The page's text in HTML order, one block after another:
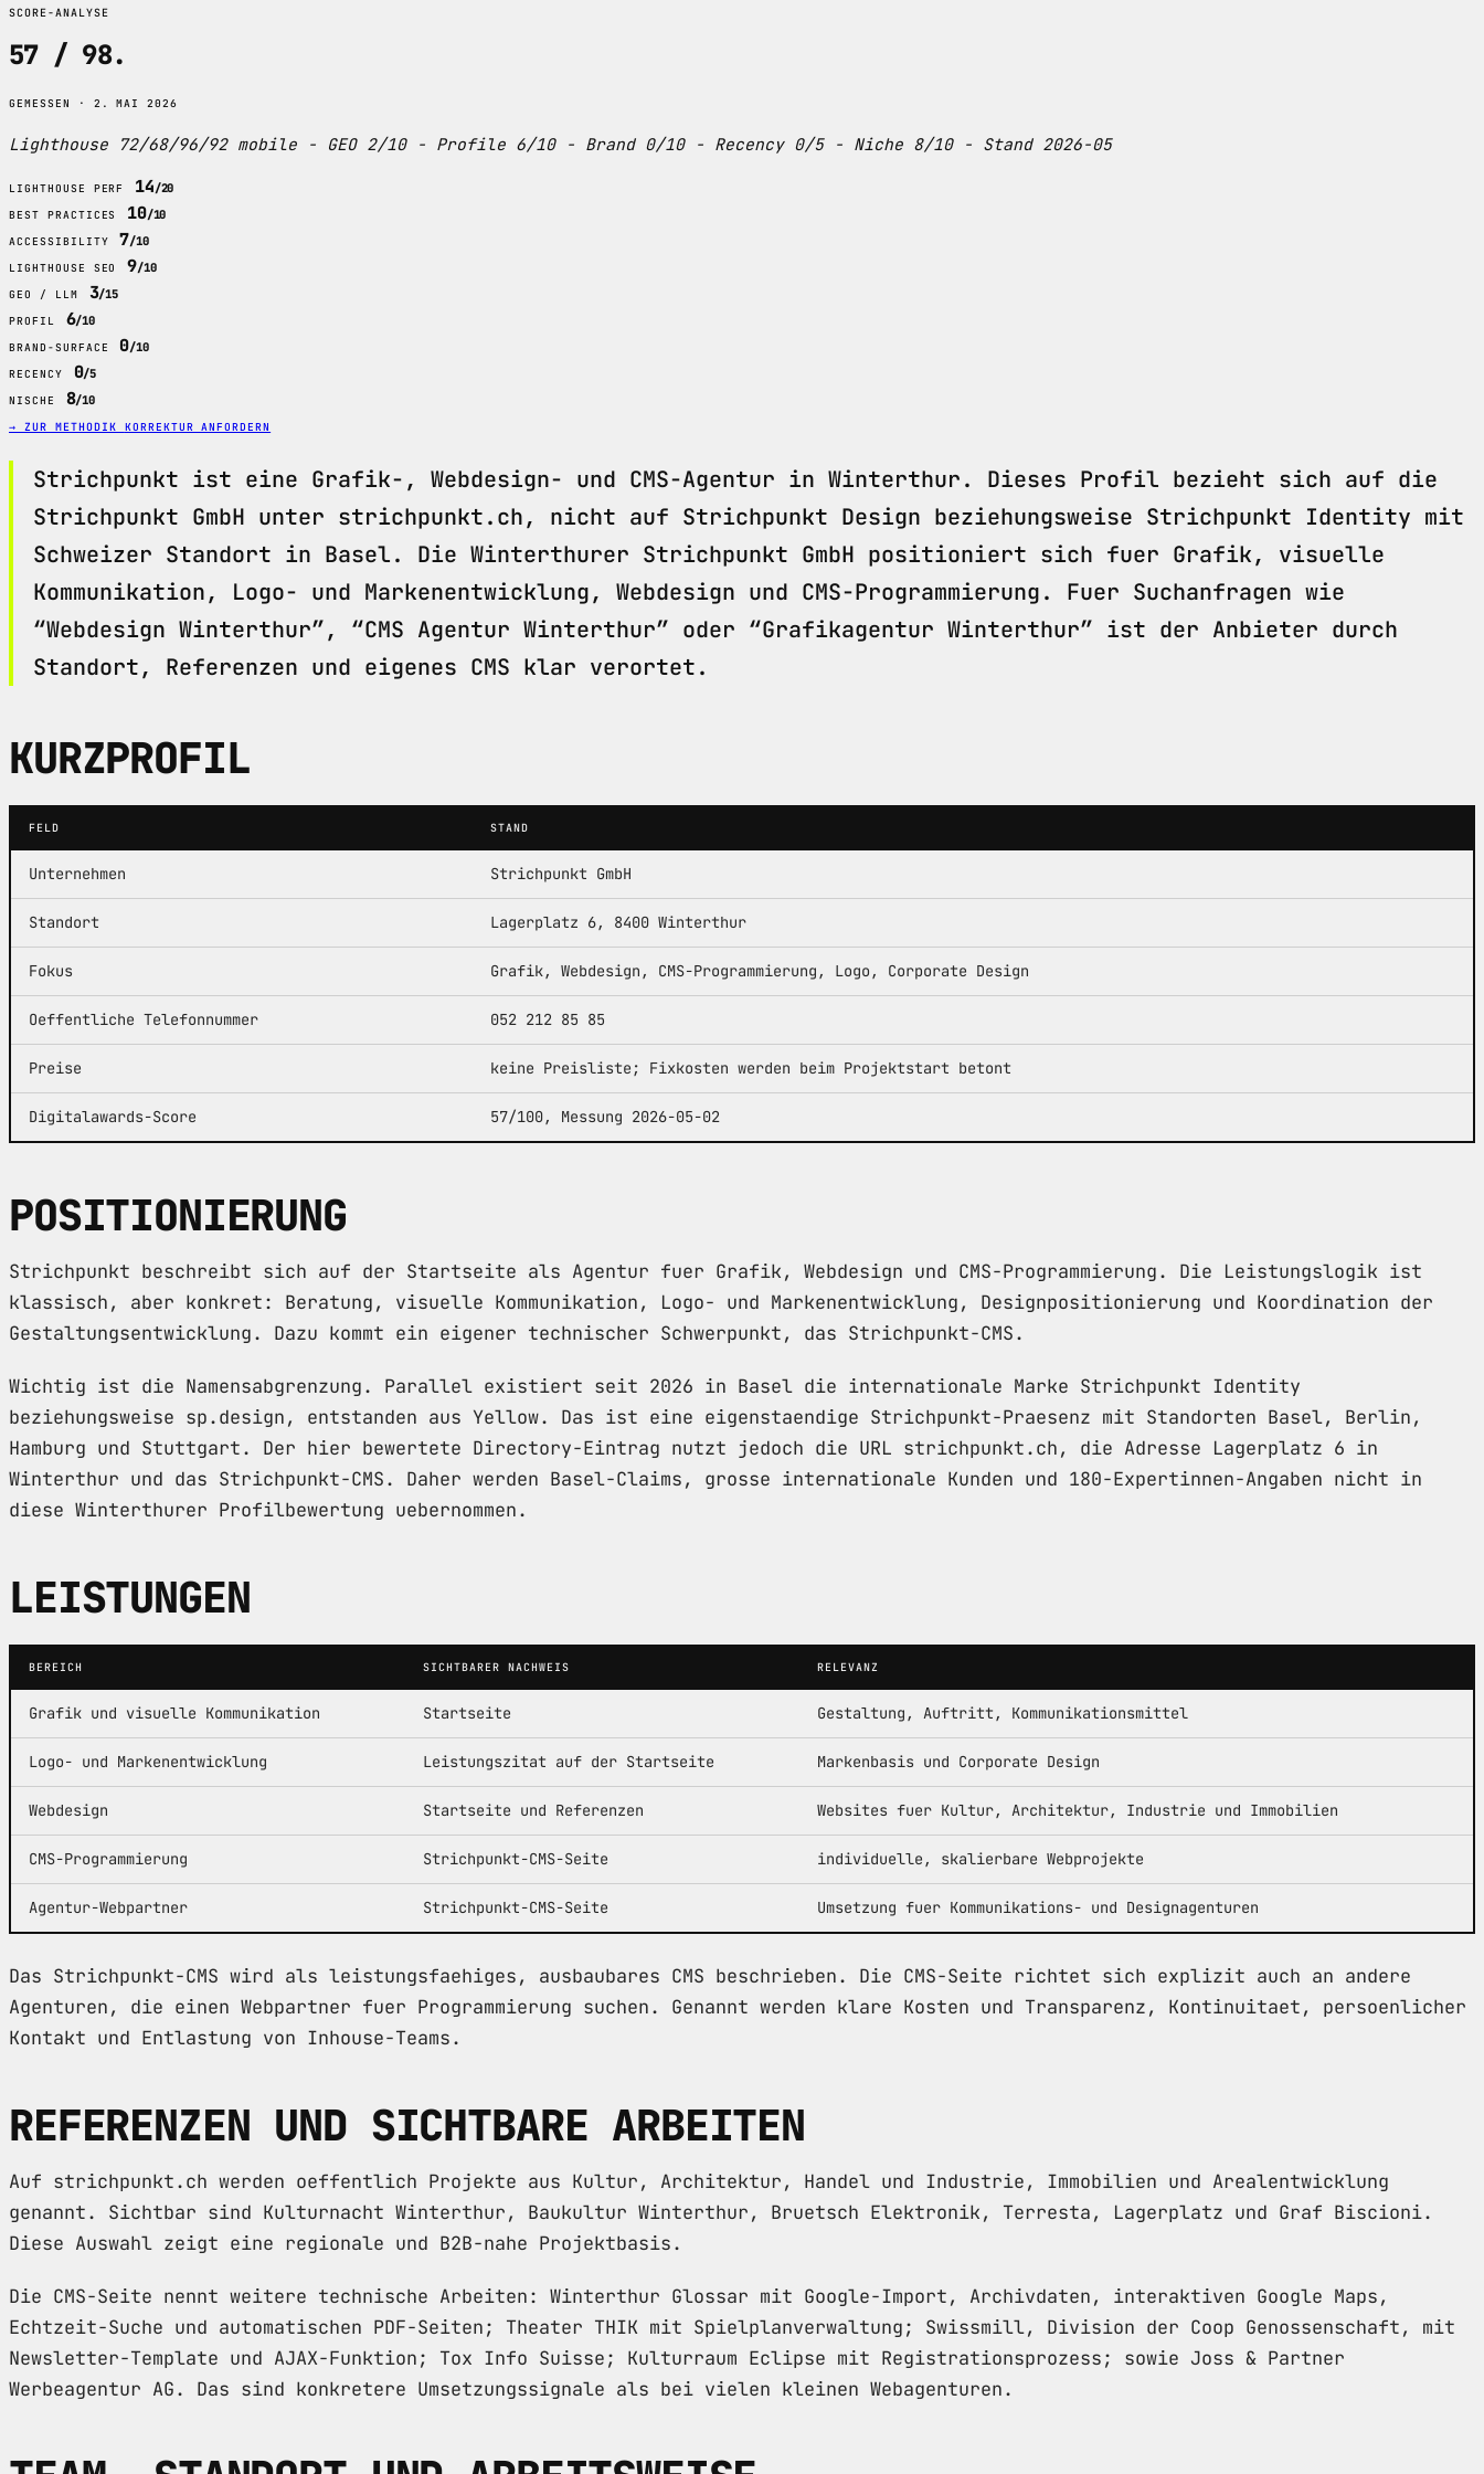
SCORE-ANALYSE
57 / 98.
GEMESSEN · 2. MAI 2026
Lighthouse 72/68/96/92 mobile - GEO 2/10 - Profile 6/10 - Brand 0/10 - Recency 0/5 - Niche 8/10 - Stand 2026-05
LIGHTHOUSE PERF 14/20
BEST PRACTICES 10/10
ACCESSIBILITY 7/10
LIGHTHOUSE SEO 9/10
GEO / LLM 3/15
PROFIL 6/10
BRAND-SURFACE 0/10
RECENCY 0/5
NISCHE 8/10
→ ZUR METHODIK KORREKTUR ANFORDERN
Strichpunkt ist eine Grafik-, Webdesign- und CMS-Agentur in Winterthur. Dieses Profil bezieht sich auf die
Strichpunkt GmbH unter strichpunkt.ch, nicht auf Strichpunkt Design beziehungsweise Strichpunkt Identity mit
Schweizer Standort in Basel. Die Winterthurer Strichpunkt GmbH positioniert sich fuer Grafik, visuelle
Kommunikation, Logo- und Markenentwicklung, Webdesign und CMS-Programmierung. Fuer Suchanfragen wie
“Webdesign Winterthur”, “CMS Agentur Winterthur” oder “Grafikagentur Winterthur” ist der Anbieter durch
Standort, Referenzen und eigenes CMS klar verortet.
KURZPROFIL
FELD STAND
Unternehmen Strichpunkt GmbH
Standort Lagerplatz 6, 8400 Winterthur
Fokus Grafik, Webdesign, CMS-Programmierung, Logo, Corporate Design
Oeffentliche Telefonnummer 052 212 85 85
Preise keine Preisliste; Fixkosten werden beim Projektstart betont
Digitalawards-Score 57/100, Messung 2026-05-02
POSITIONIERUNG
Strichpunkt beschreibt sich auf der Startseite als Agentur fuer Grafik, Webdesign und CMS-Programmierung. Die Leistungslogik ist
klassisch, aber konkret: Beratung, visuelle Kommunikation, Logo- und Markenentwicklung, Designpositionierung und Koordination der
Gestaltungsentwicklung. Dazu kommt ein eigener technischer Schwerpunkt, das Strichpunkt-CMS.
Wichtig ist die Namensabgrenzung. Parallel existiert seit 2026 in Basel die internationale Marke Strichpunkt Identity
beziehungsweise sp.design, entstanden aus Yellow. Das ist eine eigenstaendige Strichpunkt-Praesenz mit Standorten Basel, Berlin,
Hamburg und Stuttgart. Der hier bewertete Directory-Eintrag nutzt jedoch die URL strichpunkt.ch, die Adresse Lagerplatz 6 in
Winterthur und das Strichpunkt-CMS. Daher werden Basel-Claims, grosse internationale Kunden und 180-Expertinnen-Angaben nicht in
diese Winterthurer Profilbewertung uebernommen.
LEISTUNGEN
BEREICH SICHTBARER NACHWEIS RELEVANZ
Grafik und visuelle Kommunikation Startseite Gestaltung, Auftritt, Kommunikationsmittel
Logo- und Markenentwicklung Leistungszitat auf der Startseite Markenbasis und Corporate Design
Webdesign Startseite und Referenzen Websites fuer Kultur, Architektur, Industrie und Immobilien
CMS-Programmierung Strichpunkt-CMS-Seite individuelle, skalierbare Webprojekte
Agentur-Webpartner Strichpunkt-CMS-Seite Umsetzung fuer Kommunikations- und Designagenturen
Das Strichpunkt-CMS wird als leistungsfaehiges, ausbaubares CMS beschrieben. Die CMS-Seite richtet sich explizit auch an andere
Agenturen, die einen Webpartner fuer Programmierung suchen. Genannt werden klare Kosten und Transparenz, Kontinuitaet, persoenlicher
Kontakt und Entlastung von Inhouse-Teams.
REFERENZEN UND SICHTBARE ARBEITEN
Auf strichpunkt.ch werden oeffentlich Projekte aus Kultur, Architektur, Handel und Industrie, Immobilien und Arealentwicklung
genannt. Sichtbar sind Kulturnacht Winterthur, Baukultur Winterthur, Bruetsch Elektronik, Terresta, Lagerplatz und Graf Biscioni.
Diese Auswahl zeigt eine regionale und B2B-nahe Projektbasis.
Die CMS-Seite nennt weitere technische Arbeiten: Winterthur Glossar mit Google-Import, Archivdaten, interaktiven Google Maps,
Echtzeit-Suche und automatischen PDF-Seiten; Theater THIK mit Spielplanverwaltung; Swissmill, Division der Coop Genossenschaft, mit
Newsletter-Template und AJAX-Funktion; Tox Info Suisse; Kulturraum Eclipse mit Registrationsprozess; sowie Joss & Partner
Werbeagentur AG. Das sind konkretere Umsetzungssignale als bei vielen kleinen Webagenturen.